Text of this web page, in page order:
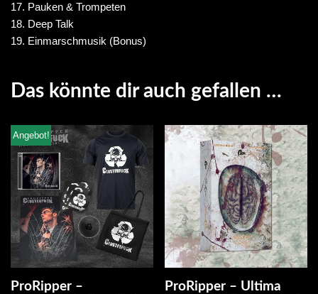
17. Pauken & Trompeten
18. Deep Talk
19. Einmarschmusik (Bonus)
Das könnte dir auch gefallen …
Angebot!
ProRipper –
ProRipper – Ultima